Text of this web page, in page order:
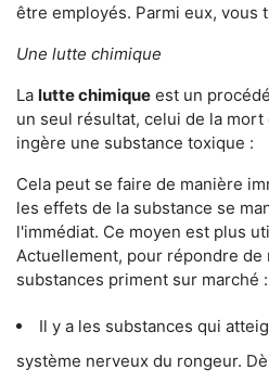
être employés. Parmi eux, vous
Une lutte chimique
La lutte chimique est un
un seul résultat, celui de la
ingère une substance toxique :
Cela peut se faire de manière
les effets de la substance se
l'immédiat. Ce moyen est plus
Actuellement, pour répondre
substances priment sur marché :
Il y a les substances qui
système nerveux du rongeur.